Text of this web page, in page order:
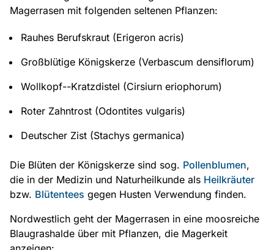
Magerrasen mit folgenden seltenen Pflanzen:
Rauhes Berufskraut (Erigeron acris)
Großblütige Königskerze (Verbascum densiflorum)
Wollkopf--Kratzdistel (Cirsiurn eriophorum)
Roter Zahntrost (Odontites vulgaris)
Deutscher Zist (Stachys germanica)
Die Blüten der Königskerze sind sog. Pollenblumen,
die in der Medizin und Naturheilkunde als Heilkräuter
bzw. Blütentees gegen Husten Verwendung finden.
Nordwestlich geht der Magerrasen in eine moosreiche
Blaugrashalde über mit Pflanzen, die Magerkeit